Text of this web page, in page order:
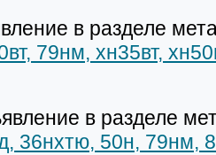
в разделе
79нм, хн35вт,
в разделе
36нхтю, 50н, 79нм,